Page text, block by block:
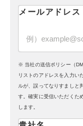
メールアドレス
※ 当社の送信ポリシー（
リストのアドレスを入力い
ルが、誤ってなりすましと
す。確実に受信いただくた
します。